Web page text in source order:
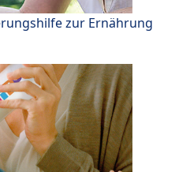
zur Ernährung